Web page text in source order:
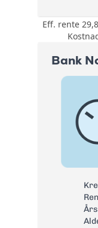
Les mer
Bonus:
Forsikring:
Årsgebyr:
Rente:
Effektiv
minibank:
eFaktura:
Eff. rente
Bank